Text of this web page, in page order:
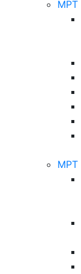
МРТ
МРТ